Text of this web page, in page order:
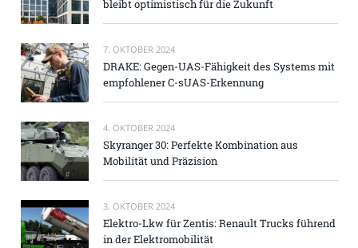
bleibt optimistisch für die Zukunft
7. OKTOBER 2024
DRAKE: Gegen-UAS-Fähigkeit des Systems mit
empfohlener C-sUAS-Erkennung
4. OKTOBER 2024
Skyranger 30: Perfekte Kombination aus
Mobilität und Präzision
3. OKTOBER 2024
Elektro-Lkw für Zentis: Renault Trucks führend
in der Elektromobilität